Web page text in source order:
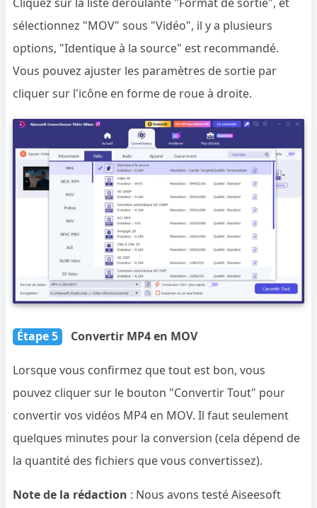
sélectionnez "MOV" sous "Vidéo", il y a plusieurs
options, "Identique à la source" est recommandé.
Vous pouvez ajuster les paramètres de sortie par
cliquer sur l'icône en forme de roue à droite.
Étape 5 Convertir MP4 en MOV
Lorsque vous confirmez que tout est bon, vous
pouvez cliquer sur le bouton "Convertir Tout" pour
convertir vos vidéos MP4 en MOV. Il faut seulement
quelques minutes pour la conversion (cela dépend de
la quantité des fichiers que vous convertissez).
Note de la rédaction : Nous avons testé Aiseesoft